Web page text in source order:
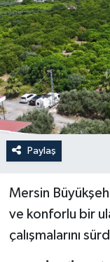
Paylaş
Mersin
ve konforlu bir
çalışmalarını